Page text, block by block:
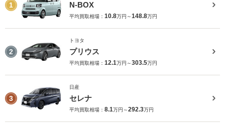
1 N-BOX
平均買取相場： 10.8万円～148.8万円
2
トヨタ
プリウス
平均買取相場： 12.1万円～303.5万円
3
日産
セレナ
平均買取相場： 8.1万円～292.3万円